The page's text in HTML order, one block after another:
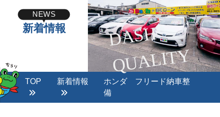
D
A
S
H
Q
U
A
LI
T
Y
NEWS
新着情報
TOP 新着情報
ホンダ フリード納車整
備